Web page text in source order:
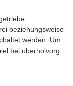
beziehungsweise
werden. Um
bei überholvorg